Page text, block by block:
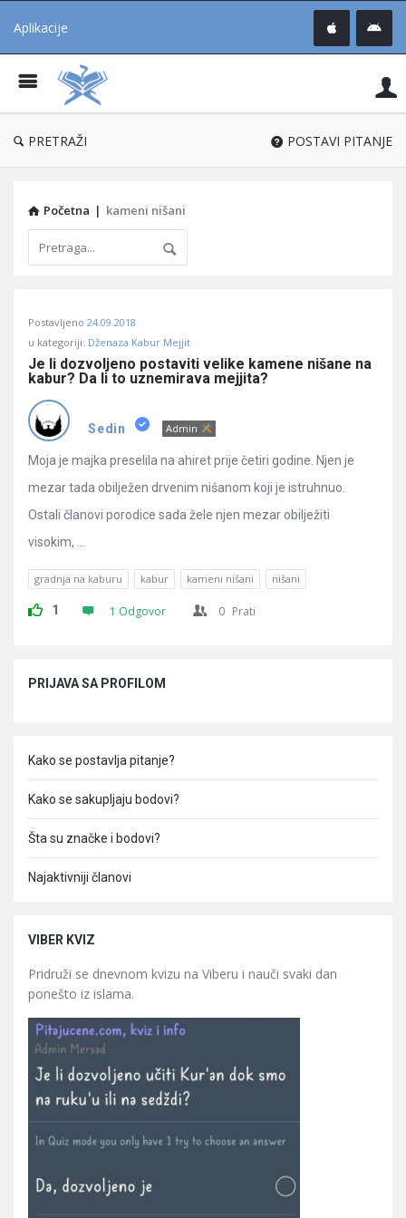
Aplikacije
®
PRETRAŽI POSTAVI PITANJE
Početna | kameni nišani
Učene
Latest
Pitanja
Postavljeno 24.09.2018
u kategoriji: Dženaza Kabur Mejjit
Je li dozvoljeno postaviti velike kamene nišane na
kabur? Da li to uznemirava mejjita?
Sedin Admin
Moja je majka preselila na ahiret prije četiri godine. Njen je
mezar tada obilježen drvenim nišanom koji je istruhnuo.
Ostali članovi porodice sada žele njen mezar obilježiti
visokim, ...
gradnja na kaburu kabur kameni nišani nišani
1 1 Odgovor 0 Prati
PRIJAVA SA PROFILOM
Kako se postavlja pitanje?
Kako se sakupljaju bodovi?
Šta su značke i bodovi?
Najaktivniji članovi
VIBER KVIZ
Pridruži se dnevnom kvizu na Viberu i nauči svaki dan
ponešto iz islama.